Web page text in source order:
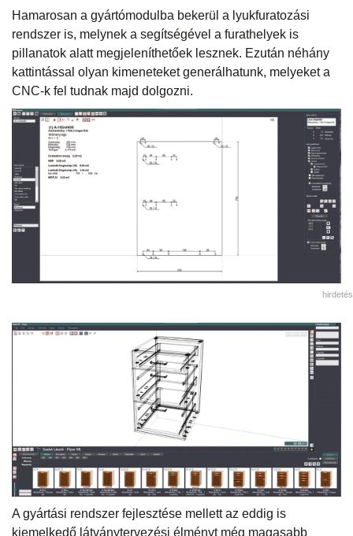
Hamarosan a gyártómodulba bekerül a lyukfuratozási
rendszer is, melynek a segítségével a furathelyek is
pillanatok alatt megjeleníthetőek lesznek. Ezután néhány
kattintással olyan kimeneteket generálhatunk, melyeket a
CNC-k fel tudnak majd dolgozni.
hirdetés
A gyártási rendszer fejlesztése mellett az eddig is
kiemelkedő látványtervezési élményt még magasabb